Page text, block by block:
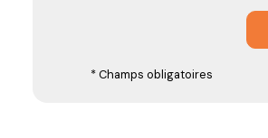
* Champs obligatoires